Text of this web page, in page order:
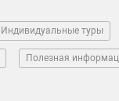
Индивидуальные туры
Полезная